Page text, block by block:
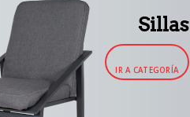
Sillas
IR A CATEGORÍA